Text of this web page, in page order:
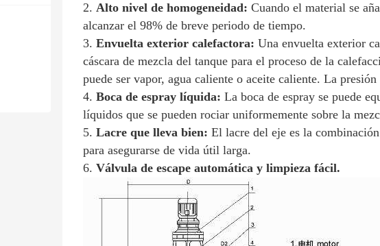
2. Alto nivel de homogeneidad: Cuando el material se
alcanzar el 98% de breve periodo de tiempo.
3. Envuelta exterior calefactora: Una envuelta exterior
cáscara de mezcla del tanque para el proceso de la
puede ser vapor, agua caliente o aceite caliente. La
4. Boca de espray líquida: La boca de espray se puede
líquidos que se pueden rociar uniformemente sobre la
5. Lacre que lleva bien: El lacre del eje es la
para asegurarse de vida útil larga.
6. Válvula de escape automática y limpieza fácil.